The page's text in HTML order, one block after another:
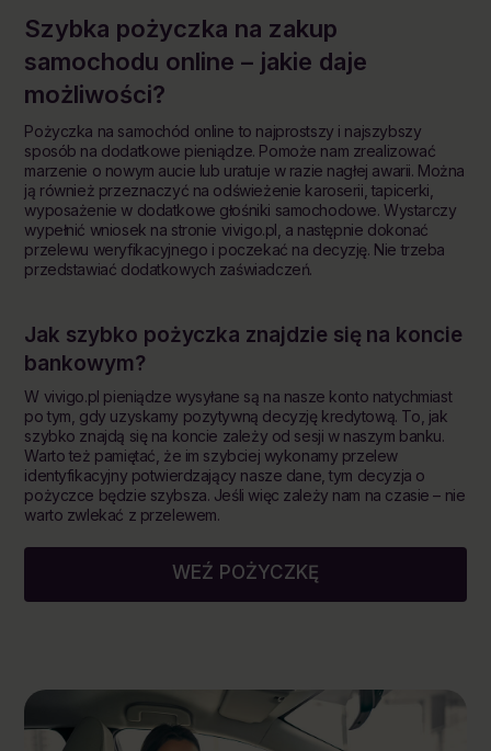
Szybka pożyczka na zakup
samochodu online – jakie daje
możliwości?
Pożyczka na samochód online to najprostszy i najszybszy
sposób na dodatkowe pieniądze. Pomoże nam zrealizować
marzenie o nowym aucie lub uratuje w razie nagłej awarii. Można
ją również przeznaczyć na odświeżenie karoserii, tapicerki,
wyposażenie w dodatkowe głośniki samochodowe. Wystarczy
wypełnić wniosek na stronie vivigo.pl, a następnie dokonać
przelewu weryfikacyjnego i poczekać na decyzję. Nie trzeba
przedstawiać dodatkowych zaświadczeń.
Jak szybko pożyczka znajdzie się na koncie
bankowym?
W vivigo.pl pieniądze wysyłane są na nasze konto natychmiast
po tym, gdy uzyskamy pozytywną decyzję kredytową. To, jak
szybko znajdą się na koncie zależy od sesji w naszym banku.
Warto też pamiętać, że im szybciej wykonamy przelew
identyfikacyjny potwierdzający nasze dane, tym decyzja o
pożyczce będzie szybsza. Jeśli więc zależy nam na czasie – nie
warto zwlekać z przelewem.
WEŹ POŻYCZKĘ